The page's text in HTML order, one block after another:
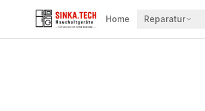
Home Reparatur